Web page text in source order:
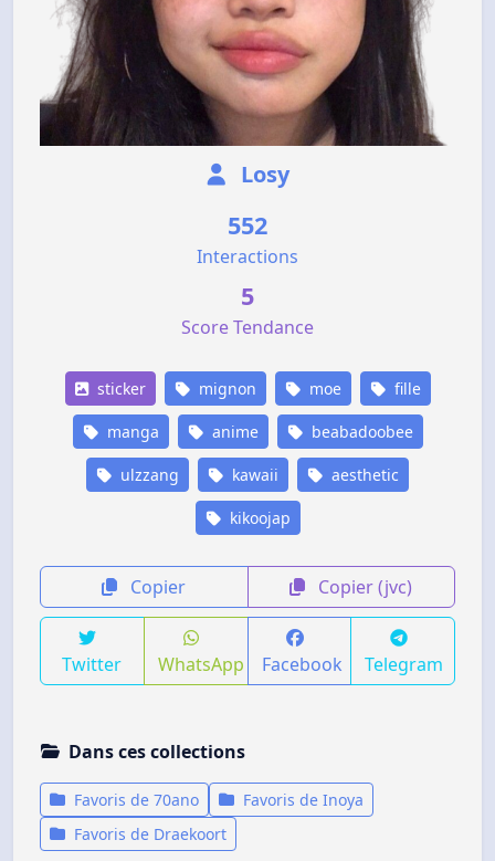
Losy
552
Interactions
5
Score Tendance
sticker mignon moe fille
manga anime beabadoobee
ulzzang kawaii aesthetic
kikoojap
Copier Copier (jvc)
Twitter WhatsApp Facebook Telegram
Dans ces collections
Favoris de 70ano
Favoris de Inoya
Favoris de Draekoort